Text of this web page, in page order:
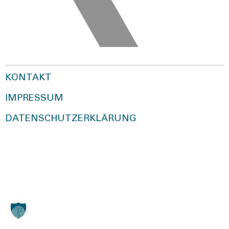
KONTAKT
IMPRESSUM
DATENSCHUTZERKLÄRUNG